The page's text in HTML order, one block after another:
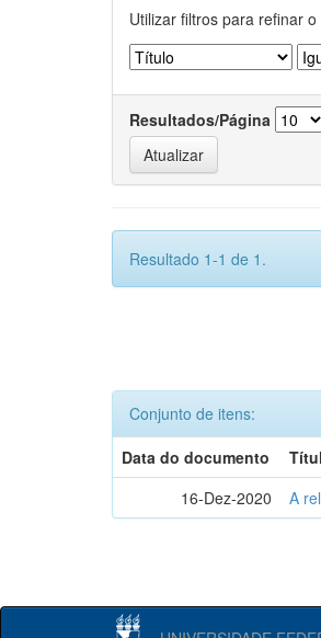
Utilizar filtros para refinar
Resultados/Página
Resultado 1-1 de 1.
Conjunto de itens:
Data do documento
16-Dez-2020
A